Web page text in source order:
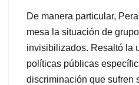
De manera particular,
mesa la situación de
invisibilizados. Resaltó la
políticas públicas
discriminación que sufren